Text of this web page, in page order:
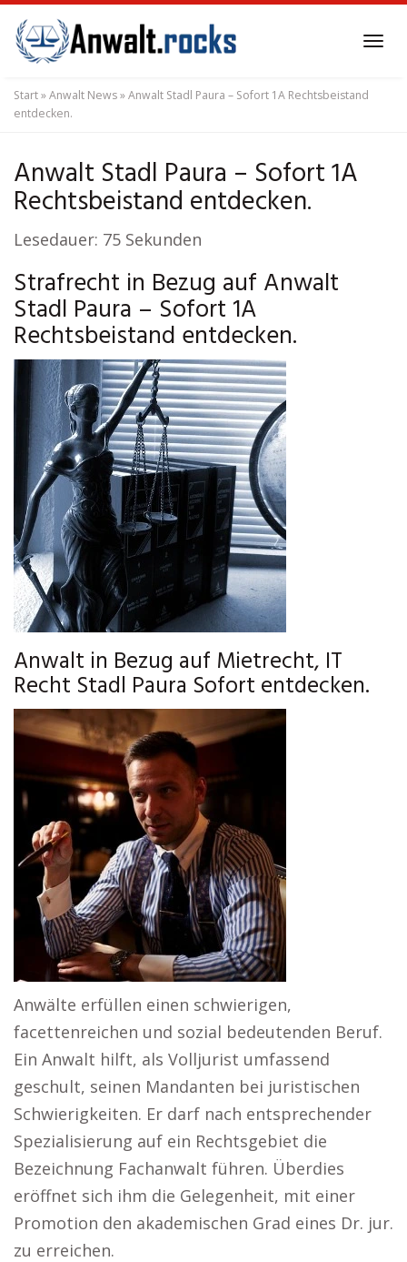
to
main
content
Start»Anwalt News»Anwalt Stadl Paura – Sofort 1A Rechtsbeistand
entdecken.
Anwalt Stadl Paura – Sofort 1A
Rechtsbeistand entdecken.
Lesedauer: 75 Sekunden
Strafrecht in Bezug auf Anwalt
Stadl Paura – Sofort 1A
Rechtsbeistand entdecken.
Anwalt in Bezug auf Mietrecht, IT
Recht Stadl Paura Sofort entdecken.
Anwälte erfüllen einen schwierigen,
facettenreichen und sozial bedeutenden Beruf.
Ein Anwalt hilft, als Volljurist umfassend
geschult, seinen Mandanten bei juristischen
Schwierigkeiten. Er darf nach entsprechender
Spezialisierung auf ein Rechtsgebiet die
Bezeichnung Fachanwalt führen. Überdies
eröffnet sich ihm die Gelegenheit, mit einer
Promotion den akademischen Grad eines Dr. jur.
zu erreichen.